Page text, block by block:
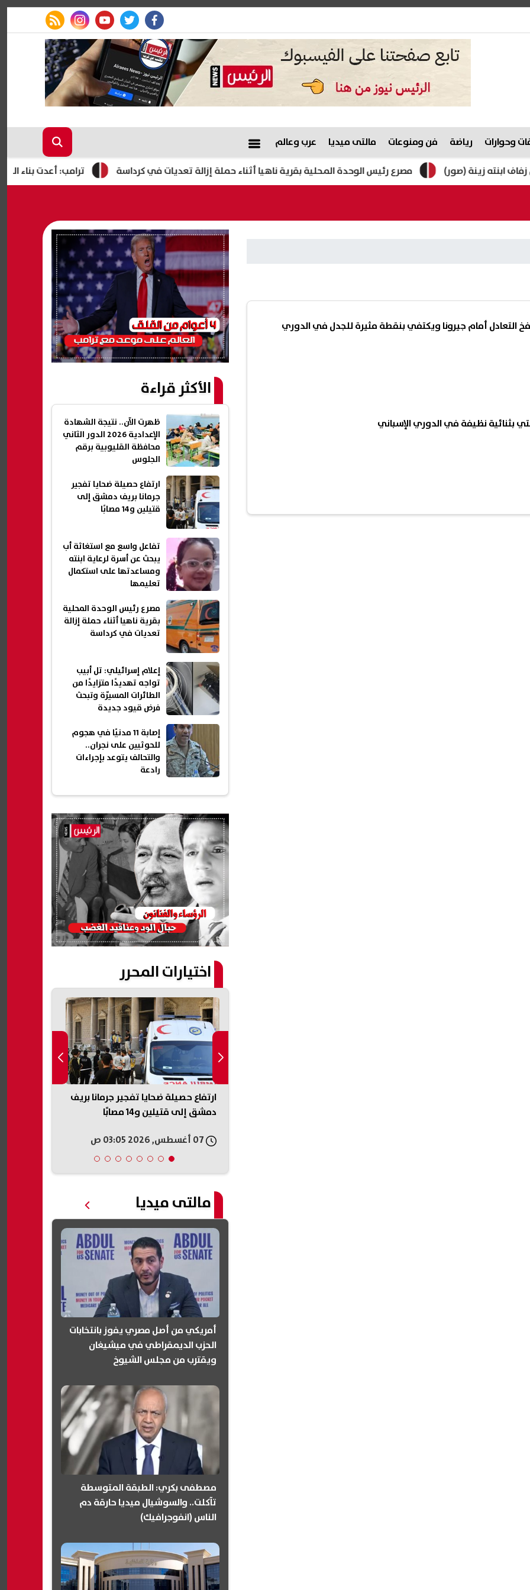
facebook
twitter
youtube
instagram
rss feed
وحوارات رياضة فن ومنوعات مالتى ميديا
عرب وعالم
ترامب: أعدت بناء الجيش
مصرع رئيس الوحدة المحلية بقرية ناهيا أثناء حملة إزالة تعديات في كرداسة زينة (صور)
التعادل أمام جيرونا ويكتفي بنقطة مثيرة للجدل في الدوري
بثنائية نظيفة في الدوري الإسباني
الأكثر قراءة
ظهرت الآن.. نتيجة الشهادة
الإعدادية 2026 الدور الثاني
محافظة القليوبية برقم
الجلوس
ارتفاع حصيلة ضحايا تفجير
جرمانا بريف دمشق إلى
قتيلين و14 مصابًا
تفاعل واسع مع استغاثة أب
يبحث عن أسرة لرعاية ابنته
ومساعدتها على استكمال
تعليمها
مصرع رئيس الوحدة المحلية
بقرية ناهيا أثناء حملة إزالة
تعديات في كرداسة
إعلام إسرائيلي: تل أبيب
تواجه تهديدًا متزايدًا من
الطائرات المسيّرة وتبحث
فرض قيود جديدة
إصابة 11 مدنيًا في هجوم
للحوثيين على نجران..
والتحالف يتوعد بإجراءات
رادعة
اختيارات المحرر
ارتفاع حصيلة ضحايا تفجير جرمانا بريف
دمشق إلى قتيلين و14 مصابًا
مالتى ميديا
أمريكي من أصل مصري يفوز بانتخابات
الحزب الديمقراطي في ميشيغان
ويقترب من مجلس الشيوخ
مصطفى بكري: الطبقة المتوسطة
تآكلت.. والسوشيال ميديا حارقة دم
الناس (انفوجرافيك)